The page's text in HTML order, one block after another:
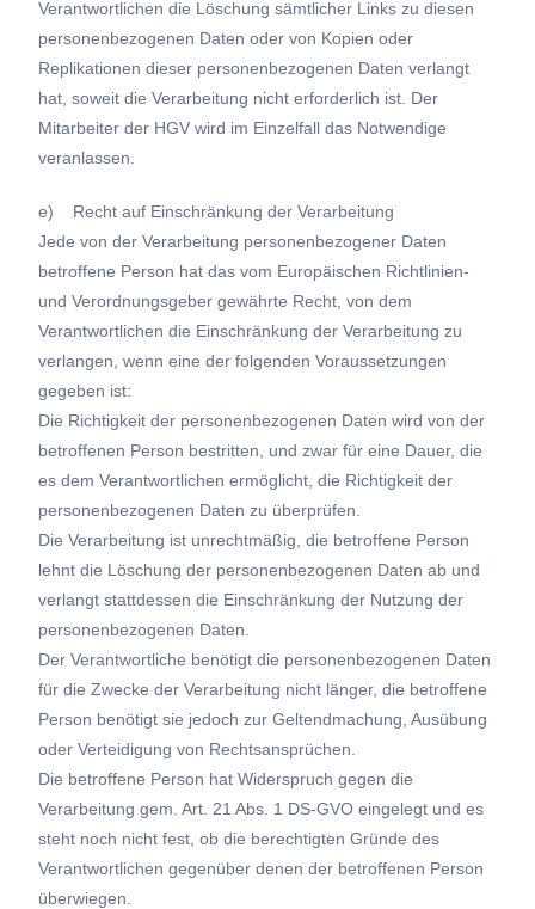
Verantwortlichen die Löschung sämtlicher Links zu diesen
personenbezogenen Daten oder von Kopien oder
Replikationen dieser personenbezogenen Daten verlangt
hat, soweit die Verarbeitung nicht erforderlich ist. Der
Mitarbeiter der HGV wird im Einzelfall das Notwendige
veranlassen.
e) Recht auf Einschränkung der Verarbeitung
Jede von der Verarbeitung personenbezogener Daten
betroffene Person hat das vom Europäischen Richtlinien-
und Verordnungsgeber gewährte Recht, von dem
Verantwortlichen die Einschränkung der Verarbeitung zu
verlangen, wenn eine der folgenden Voraussetzungen
gegeben ist:
Die Richtigkeit der personenbezogenen Daten wird von der
betroffenen Person bestritten, und zwar für eine Dauer, die
es dem Verantwortlichen ermöglicht, die Richtigkeit der
personenbezogenen Daten zu überprüfen.
Die Verarbeitung ist unrechtmäßig, die betroffene Person
lehnt die Löschung der personenbezogenen Daten ab und
verlangt stattdessen die Einschränkung der Nutzung der
personenbezogenen Daten.
Der Verantwortliche benötigt die personenbezogenen Daten
für die Zwecke der Verarbeitung nicht länger, die betroffene
Person benötigt sie jedoch zur Geltendmachung, Ausübung
oder Verteidigung von Rechtsansprüchen.
Die betroffene Person hat Widerspruch gegen die
Verarbeitung gem. Art. 21 Abs. 1 DS-GVO eingelegt und es
steht noch nicht fest, ob die berechtigten Gründe des
Verantwortlichen gegenüber denen der betroffenen Person
überwiegen.